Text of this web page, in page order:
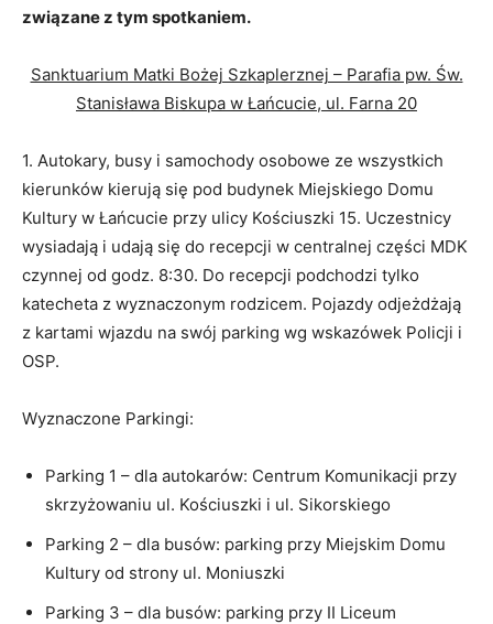
związane z tym spotkaniem.
Sanktuarium Matki Bożej Szkaplerznej – Parafia pw. Św.
Stanisława Biskupa w Łańcucie, ul. Farna 20
1. Autokary, busy i samochody osobowe ze wszystkich
kierunków kierują się pod budynek Miejskiego Domu
Kultury w Łańcucie przy ulicy Kościuszki 15. Uczestnicy
wysiadają i udają się do recepcji w centralnej części MDK
czynnej od godz. 8:30. Do recepcji podchodzi tylko
katecheta z wyznaczonym rodzicem. Pojazdy odjeżdżają
z kartami wjazdu na swój parking wg wskazówek Policji i
OSP.
Wyznaczone Parkingi:
Parking 1 – dla autokarów: Centrum Komunikacji przy
skrzyżowaniu ul. Kościuszki i ul. Sikorskiego
Parking 2 – dla busów: parking przy Miejskim Domu
Kultury od strony ul. Moniuszki
Parking 3 – dla busów: parking przy II Liceum